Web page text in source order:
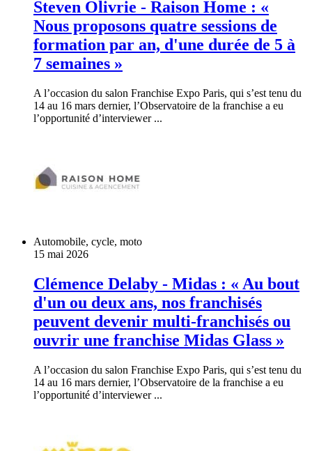
Steven Olivrie - Raison Home : «
Nous proposons quatre sessions de
formation par an, d'une durée de 5 à
7 semaines »
A l’occasion du salon Franchise Expo Paris, qui s’est tenu du
14 au 16 mars dernier, l’Observatoire de la franchise a eu
l’opportunité d’interviewer ...
Automobile, cycle, moto
15 mai 2026
Clémence Delaby - Midas : « Au bout
d'un ou deux ans, nos franchisés
peuvent devenir multi-franchisés ou
ouvrir une franchise Midas Glass »
A l’occasion du salon Franchise Expo Paris, qui s’est tenu du
14 au 16 mars dernier, l’Observatoire de la franchise a eu
l’opportunité d’interviewer ...